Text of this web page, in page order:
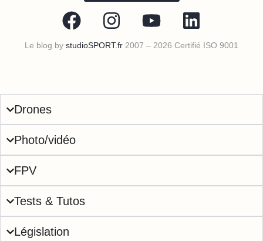
Le blog by studioSPORT.fr 2007 – 2026 Certifié ISO 9001
Drones
Photo/vidéo
FPV
Tests & Tutos
Législation